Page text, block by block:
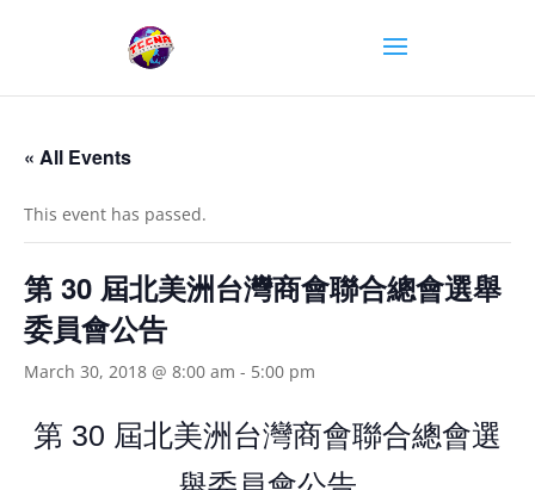
« All Events
This event has passed.
第 30 屆北美洲台灣商會聯合總會選舉
委員會公告
March 30, 2018 @ 8:00 am - 5:00 pm
第 30 屆北美洲台灣商會聯合總會選